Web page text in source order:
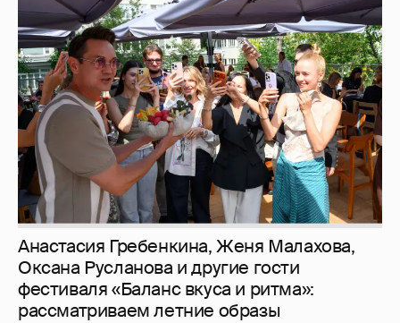
Анастасия Гребенкина, Женя Малахова,
Оксана Русланова и другие гости
фестиваля «Баланс вкуса и ритма»:
рассматриваем летние образы